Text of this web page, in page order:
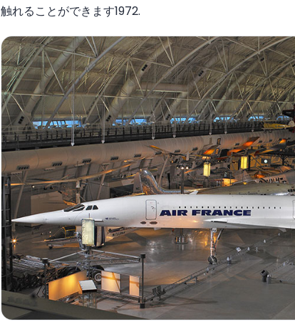
触れることができます1972.